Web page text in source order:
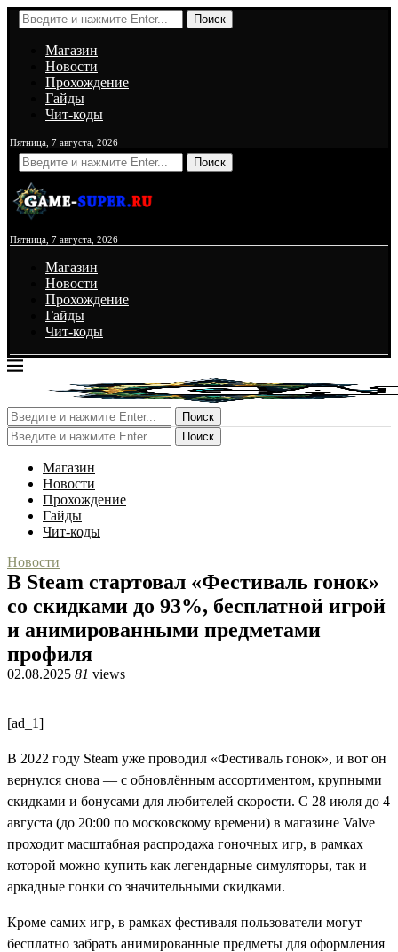
Поиск
Магазин
Новости
Прохождение
Гайды
Чит-коды
Пятница, 7 августа, 2026
Поиск
Пятница, 7 августа, 2026
Магазин
Новости
Прохождение
Гайды
Чит-коды
Поиск
Поиск
Магазин
Новости
Прохождение
Гайды
Чит-коды
Новости
В Steam стартовал «Фестиваль гонок»
со скидками до 93%, бесплатной игрой
и анимированными предметами
профиля
02.08.2025 81 views
[ad_1]
В 2022 году Steam уже проводил «Фестиваль гонок», и вот он
вернулся снова — с обновлённым ассортиментом, крупными
скидками и бонусами для любителей скорости. С 28 июля до 4
августа (до 20:00 по московскому времени) в магазине Valve
проходит масштабная распродажа гоночных игр, в рамках
которой можно купить как легендарные симуляторы, так и
аркадные гонки со значительными скидками.
Кроме самих игр, в рамках фестиваля пользователи могут
бесплатно забрать анимированные предметы для оформления